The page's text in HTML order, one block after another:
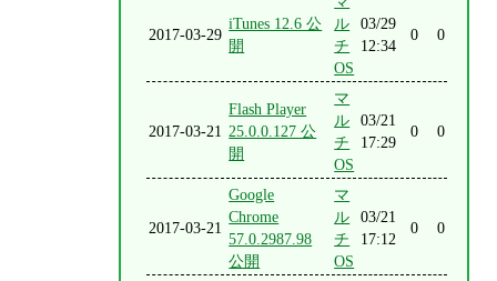
2017-03-29
iTunes 12.6 公
開
ル
チ
OS
03/29
12:34
0 0
2017-03-21
Flash Player
25.0.0.127 公
開
マ
ル
チ
OS
03/21
17:29
0 0
2017-03-21
Google
Chrome
57.0.2987.98
公開
マ
ル
チ
OS
03/21
17:12
0 0